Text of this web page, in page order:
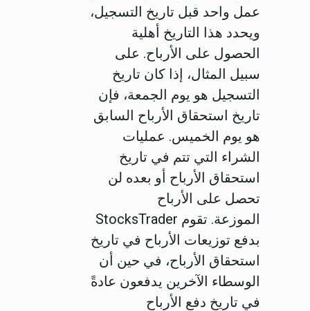
عمل واحد قبل تاريخ التسجيل،
ويحدد هذا التاريخ أهلية
الحصول على الأرباح. على
سبيل المثال، إذا كان تاريخ
التسجيل هو يوم الجمعة، فإن
تاريخ استحقاق الأرباح السابق
هو يوم الخميس. عمليات
الشراء التي تتم في تاريخ
استحقاق الأرباح أو بعده لن
تحصل على الأرباح
الموزعة.
تقوم StocksTrader
بدفع توزيعات الأرباح في تاريخ
استحقاق الأرباح، في حين أن
الوسطاء الآخرين يدفعون عادةً
في تاريخ دفع الأرباح